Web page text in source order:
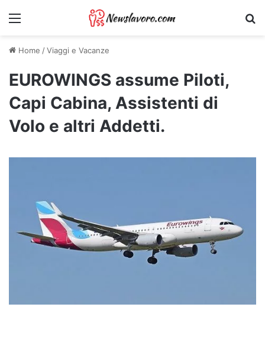
Menu
Home /Viaggi e Vacanze
EUROWINGS assume Piloti,
Capi Cabina, Assistenti di
Volo e altri Addetti.